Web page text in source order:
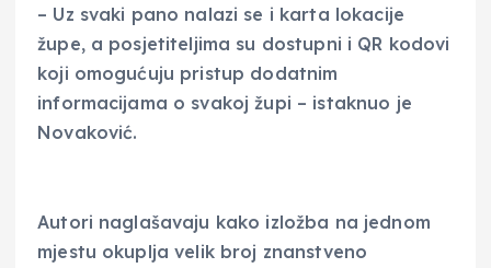
– Uz svaki pano nalazi se i karta lokacije
župe, a posjetiteljima su dostupni i QR kodovi
koji omogućuju pristup dodatnim
informacijama o svakoj župi – istaknuo je
Novaković.
Autori naglašavaju kako izložba na jednom
mjestu okuplja velik broj znanstveno